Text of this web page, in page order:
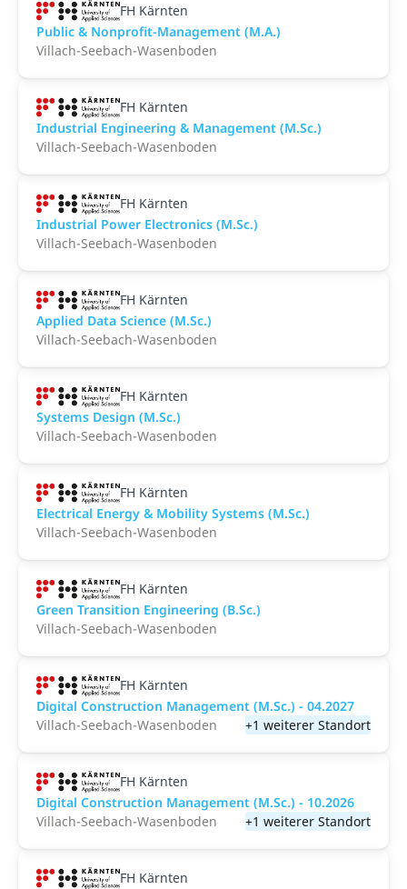
FH Kärnten
Public & Nonprofit-Management (M.A.)
Villach-Seebach-Wasenboden
FH Kärnten
Industrial Engineering & Management (M.Sc.)
Villach-Seebach-Wasenboden
FH Kärnten
Industrial Power Electronics (M.Sc.)
Villach-Seebach-Wasenboden
FH Kärnten
Applied Data Science (M.Sc.)
Villach-Seebach-Wasenboden
FH Kärnten
Systems Design (M.Sc.)
Villach-Seebach-Wasenboden
FH Kärnten
Electrical Energy & Mobility Systems (M.Sc.)
Villach-Seebach-Wasenboden
FH Kärnten
Green Transition Engineering (B.Sc.)
Villach-Seebach-Wasenboden
FH Kärnten
Digital Construction Management (M.Sc.) - 04.2027
Villach-Seebach-Wasenboden
+1 weiterer Standort
FH Kärnten
Digital Construction Management (M.Sc.) - 10.2026
Villach-Seebach-Wasenboden
+1 weiterer Standort
FH Kärnten